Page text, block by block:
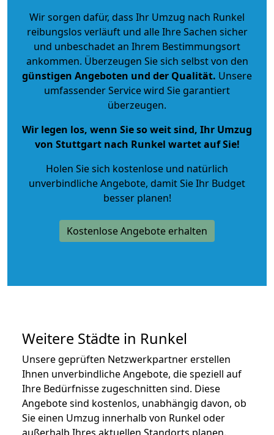
Wir sorgen dafür, dass Ihr Umzug nach Runkel
reibungslos verläuft und alle Ihre Sachen sicher
und unbeschadet an Ihrem Bestimmungsort
ankommen. Überzeugen Sie sich selbst von den
günstigen Angeboten und der Qualität. Unsere
umfassender Service wird Sie garantiert
überzeugen.
Wir legen los, wenn Sie so weit sind, Ihr Umzug
von Stuttgart nach Runkel wartet auf Sie!
Holen Sie sich kostenlose und natürlich
unverbindliche Angebote, damit Sie Ihr Budget
besser planen!
Kostenlose Angebote erhalten
Weitere Städte in Runkel
Unsere geprüften Netzwerkpartner erstellen
Ihnen unverbindliche Angebote, die speziell auf
Ihre Bedürfnisse zugeschnitten sind. Diese
Angebote sind kostenlos, unabhängig davon, ob
Sie einen Umzug innerhalb von Runkel oder
außerhalb Ihres aktuellen Standorts planen.